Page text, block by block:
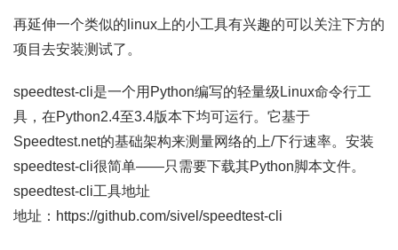
再延伸一个类似的linux上的小工具有兴趣的可以关注下方的
项目去安装测试了。
speedtest-cli是一个用Python编写的轻量级Linux命令行工
具，在Python2.4至3.4版本下均可运行。它基于
Speedtest.net的基础架构来测量网络的上/下行速率。安装
speedtest-cli很简单——只需要下载其Python脚本文件。
speedtest-cli工具地址
地址：https://github.com/sivel/speedtest-cli